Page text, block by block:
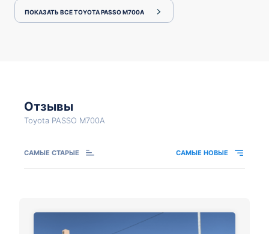
ПОКАЗАТЬ ВСЕ TOYOTA PASSO M700A
Отзывы
Toyota PASSO M700A
САМЫЕ СТАРЫЕ САМЫЕ НОВЫЕ